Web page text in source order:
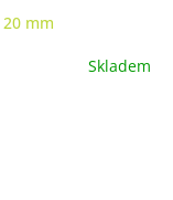
mm
Skladem